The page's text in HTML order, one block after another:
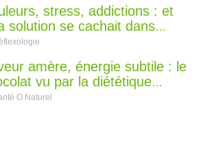
stress, addictions : et
solution se cachait dans
oreille ?
amère, énergie subtile : le
vu par la diététique
O Naturel